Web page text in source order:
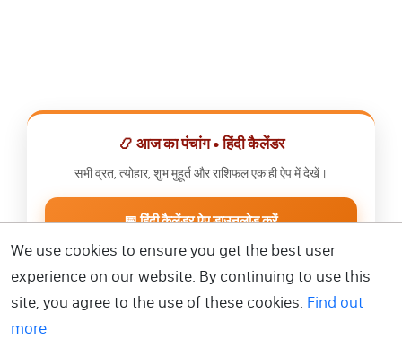
📿 आज का पंचांग • हिंदी कैलेंडर
सभी व्रत, त्योहार, शुभ मुहूर्त और राशिफल एक ही ऐप में देखें।
📅 हिंदी कैलेंडर ऐप डाउनलोड करें
We use cookies to ensure you get the best user
experience on our website. By continuing to use this
site, you agree to the use of these cookies. Find out
more